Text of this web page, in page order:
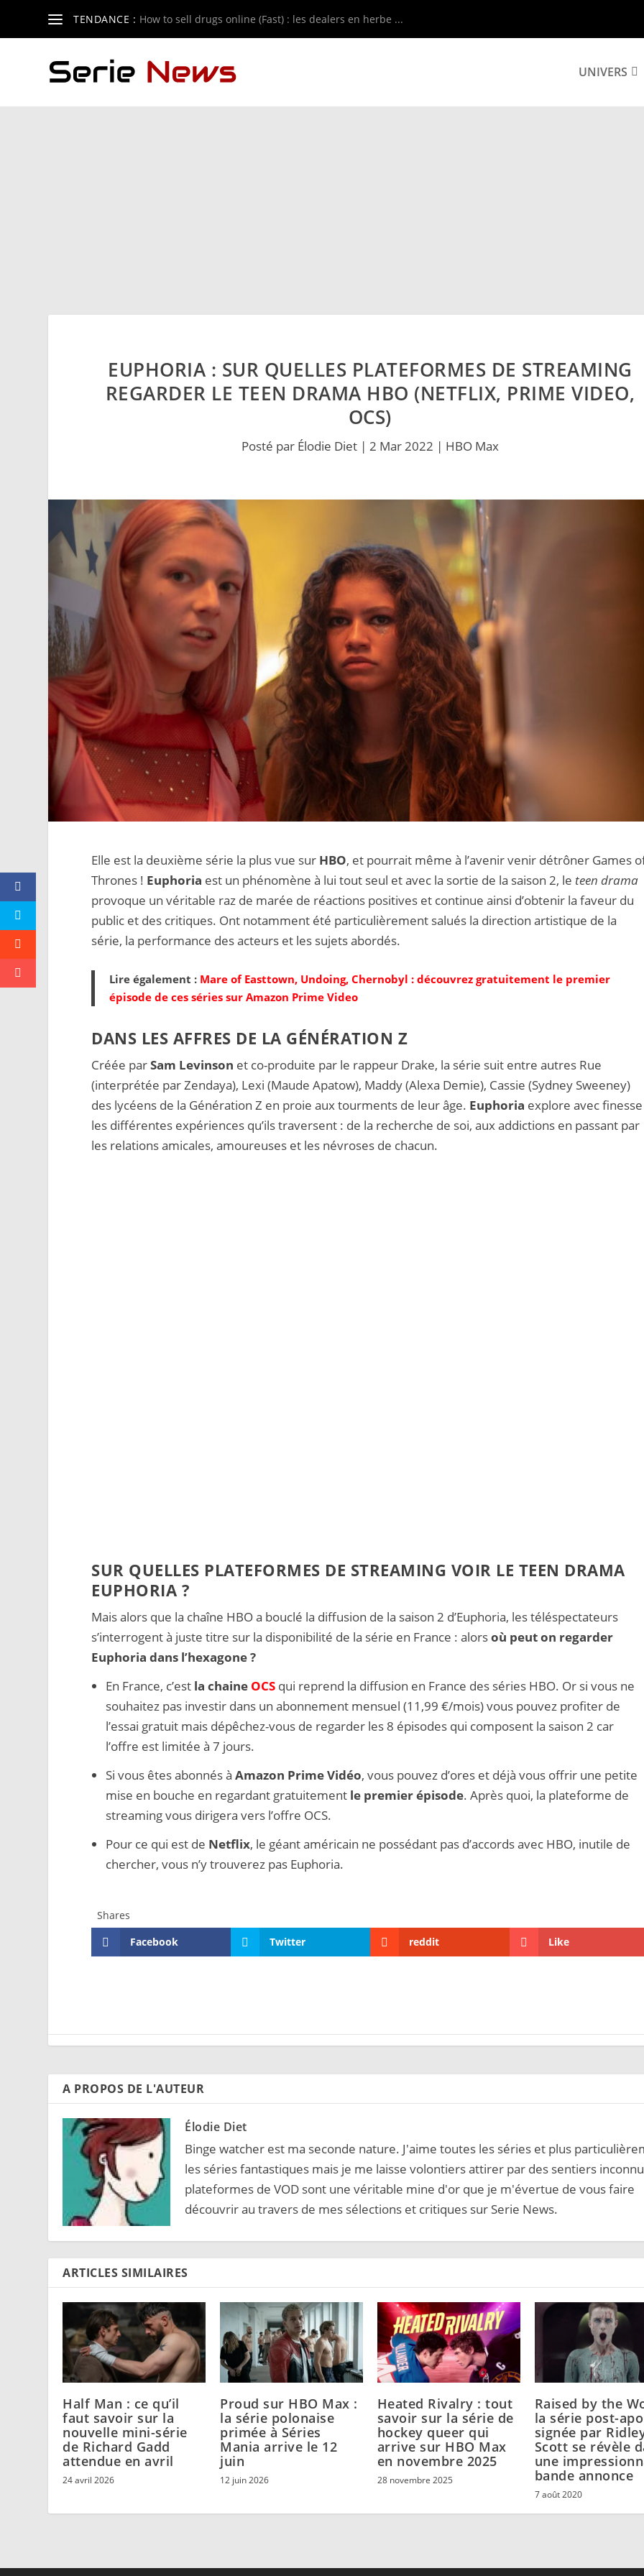
TENDANCE : How to sell drugs online (Fast) : les dealers en herbe ...
UNIVERS
EUPHORIA : SUR QUELLES PLATEFORMES DE STREAMING
REGARDER LE TEEN DRAMA HBO (NETFLIX, PRIME VIDEO,
OCS)
Posté par Élodie Diet| 2 Mar 2022 | HBO Max
Elle est la deuxième série la plus vue sur HBO, et pourrait même à l’avenir venir détrôner Games
Thrones ! Euphoria est un phénomène à lui tout seul et avec la sortie de la saison 2, le teen drama
provoque un véritable raz de marée de réactions positives et continue ainsi d’obtenir la faveur du
public et des critiques. Ont notamment été particulièrement salués la direction artistique de la
série, la performance des acteurs et les sujets abordés.
Lire également : Mare of Easttown, Undoing, Chernobyl : découvrez gratuitement le premier
épisode de ces séries sur Amazon Prime Video
DANS LES AFFRES DE LA GÉNÉRATION Z
Créée parSam Levinson et co-produite par le rappeur Drake, la série suit entre autres Rue
(interprétée par Zendaya), Lexi (Maude Apatow), Maddy (Alexa Demie), Cassie (Sydney Sweeney)
des lycéens de la Génération Z en proie aux tourments de leur âge. Euphoria explore avec finesse
les différentes expériences qu’ils traversent : de la recherche de soi, aux addictions en passant par
les relations amicales, amoureuses et les névroses de chacun.
SUR QUELLES PLATEFORMES DE STREAMING VOIR LE TEEN DRAMA
EUPHORIA ?
Mais alors que la chaîne HBO a bouclé la diffusion de la saison 2 d’Euphoria, les téléspectateurs
s’interrogent à juste titre sur la disponibilité de la série en France : alorsoù peut on regarder
Euphoria dans l’hexagone ?
En France, c’est la chaine OCSqui reprend la diffusion en France des séries HBO. Or si vous ne
souhaitez pas investir dans un abonnement mensuel (11,99 €/mois) vous pouvez profiter de
l’essai gratuit mais dépêchez-vous de regarder les 8 épisodes qui composent la saison 2 car
l’offre est limitée à 7 jours.
Si vous êtes abonnés à Amazon Prime Vidéo, vous pouvez d’ores et déjà vous offrir une petite
mise en bouche en regardant gratuitementle premier épisode. Après quoi, la plateforme de
streaming vous dirigera vers l’offre OCS.
Pour ce qui est de Netflix, le géant américain ne possédant pas d’accords avec HBO, inutile de
chercher, vous n’y trouverez pas Euphoria.
Shares
Facebook
Twitter reddit Like
A PROPOS DE L'AUTEUR
Élodie Diet
Binge watcher est ma seconde nature. J'aime toutes les séries et plus
les séries fantastiques mais je me laisse volontiers attirer par des sentiers
plateformes de VOD sont une véritable mine d'or que je m'évertue de vous faire
découvrir au travers de mes sélections et critiques sur Serie News.
ARTICLES SIMILAIRES
Half Man : ce qu’il
faut savoir sur la
nouvelle mini-série
de Richard Gadd
attendue en avril
24 avril 2026
Proud sur HBO Max :
la série polonaise
primée à Séries
Mania arrive le 12
juin
12 juin 2026
Heated Rivalry : tout
savoir sur la série de
hockey queer qui
arrive sur HBO Max
en novembre 2025
28 novembre 2025
Raised by the
la série post-apo
signée par
Scott se révèle
une
bande annonce
7 août 2020